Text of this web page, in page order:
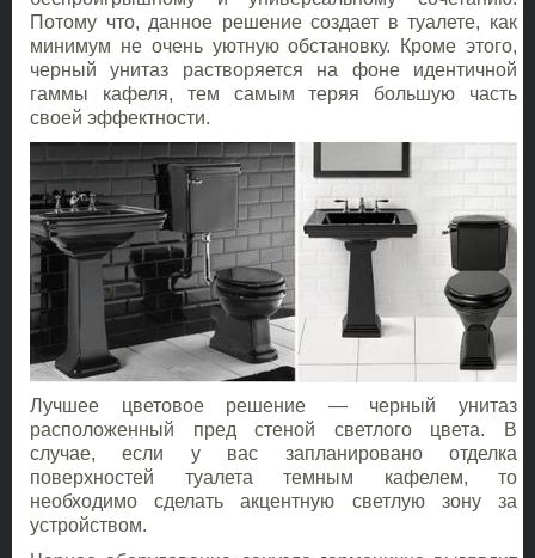
Потому что, данное решение создает в туалете, как
минимум не очень уютную обстановку. Кроме этого,
черный унитаз растворяется на фоне идентичной
гаммы кафеля, тем самым теряя большую часть
своей эффектности.
Лучшее цветовое решение — черный унитаз
расположенный пред стеной светлого цвета. В
случае, если у вас запланировано отделка
поверхностей туалета темным кафелем, то
необходимо сделать акцентную светлую зону за
устройством.